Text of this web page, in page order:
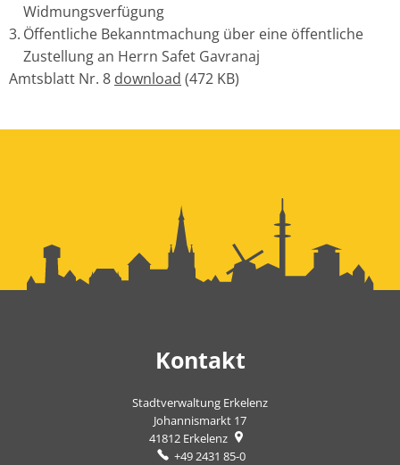
Widmungsverfügung
Öffentliche Bekanntmachung über eine öffentliche
Zustellung an Herrn Safet Gavranaj
Amtsblatt Nr. 8 download (472 KB)
Kontakt
Stadtverwaltung Erkelenz
Johannismarkt 17
41812 Erkelenz
+49 2431 85-0